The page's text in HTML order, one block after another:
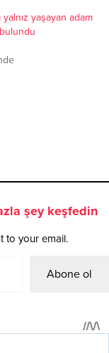
yalnız yaşayan adam
şey keşfedin
to your email.
Abone ol